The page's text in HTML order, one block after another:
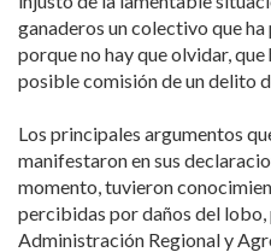
ganaderos un colectivo que
porque no hay que olvidar, que
posible comisión de un delito
Los principales argumentos
manifestaron en sus
momento, tuvieron
percibidas por daños del lobo,
Administración Regional y